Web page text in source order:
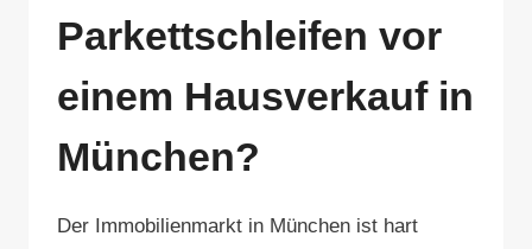
Parkettschleifen vor
einem Hausverkauf in
München?
Der Immobilienmarkt in München ist hart